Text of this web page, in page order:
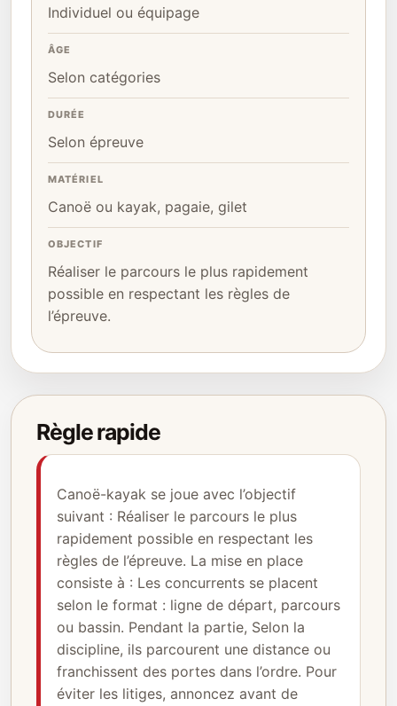
Individuel ou équipage
ÂGE
Selon catégories
DURÉE
Selon épreuve
MATÉRIEL
Canoë ou kayak, pagaie, gilet
OBJECTIF
Réaliser le parcours le plus rapidement
possible en respectant les règles de
l’épreuve.
Règle rapide
Canoë-kayak se joue avec l’objectif
suivant : Réaliser le parcours le plus
rapidement possible en respectant les
règles de l’épreuve. La mise en place
consiste à : Les concurrents se placent
selon le format : ligne de départ, parcours
ou bassin. Pendant la partie, Selon la
discipline, ils parcourent une distance ou
franchissent des portes dans l’ordre. Pour
éviter les litiges, annoncez avant de